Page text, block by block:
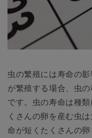
虫の繁殖には寿命の
が繁殖する場合、虫
です。虫の寿命は種
くさんの卵を産む虫
命が短くたくさんの